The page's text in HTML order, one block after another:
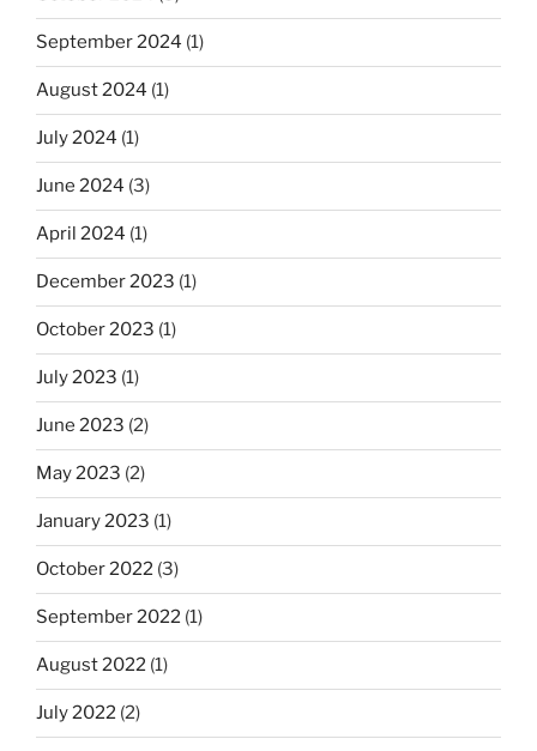
September 2024 (1)
August 2024 (1)
July 2024 (1)
June 2024 (3)
April 2024 (1)
December 2023 (1)
October 2023 (1)
July 2023 (1)
June 2023 (2)
May 2023 (2)
January 2023 (1)
October 2022 (3)
September 2022 (1)
August 2022 (1)
July 2022 (2)